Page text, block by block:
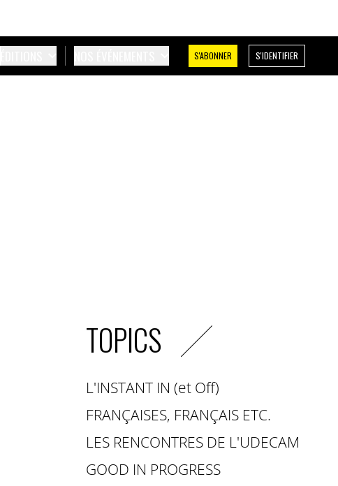
S'ABONNER S'IDENTIFIER
TOPICS
L'INSTANT IN (et Off)
FRANÇAISES, FRANÇAIS ETC.
LES RENCONTRES DE L'UDECAM
GOOD IN PROGRESS